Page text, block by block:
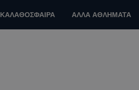
ΚΑΛΑΘΟΣΦΑΙΡΑ ΑΛΛΑ ΑΘΛΗΜΑΤΑ